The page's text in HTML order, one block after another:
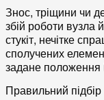
Знос, тріщини чи
збій роботи вузла
стукіт, нечітке
сполучених
задане положення
Правильний підбір